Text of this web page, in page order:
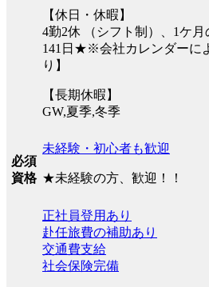
【休日・休暇】
4勤2休 （シフト制）、1ケ
141日★※会社カレンダーに
り】
【長期休暇】
GW,夏季,冬季
必須
資格
未経験・初心者も歓迎
★未経験の方、歓迎！！
正社員登用あり
赴任旅費の補助あり
交通費支給
社会保険完備